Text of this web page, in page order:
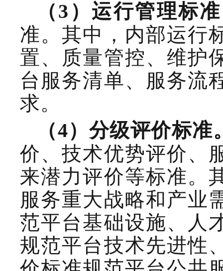
（3 ） 运行管理标
准。其中，内部运行
置、质量管控、维护
台服务清单、服务流
求。
（4）分级评价标准
价、技术优势评价、
来潜力评价等标准。
服务重大战略和产业
范平台基础设施、人
规范平台技术先进性